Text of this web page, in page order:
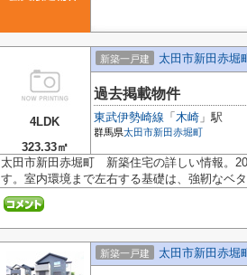
4LDK
323.33㎡
新築一戸建 太田市新田赤
過去掲載物件
東武伊勢崎線 「 木崎 」駅
群馬県太田市新田赤堀町
太田市新田赤堀町 新築住宅の詳しい情報。
す。室内環境まで左右する基礎は、強靭なベ
新築一戸建 太田市新田赤